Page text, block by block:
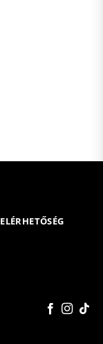
ELÉRHETŐSÉG